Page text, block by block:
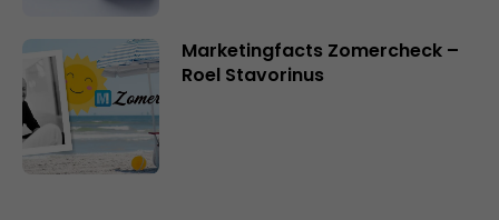
Marketingfacts Zomercheck –
Roel Stavorinus